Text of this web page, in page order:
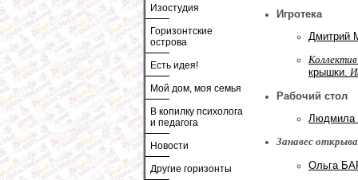
Изостудия
Горизонтские
острова
Есть идея!
Мой дом, моя семья
В копилку психолога
и педагога
Новости
Другие горизонты
Игротека
крышки.
Рабочий стол
Занавес
Ольга